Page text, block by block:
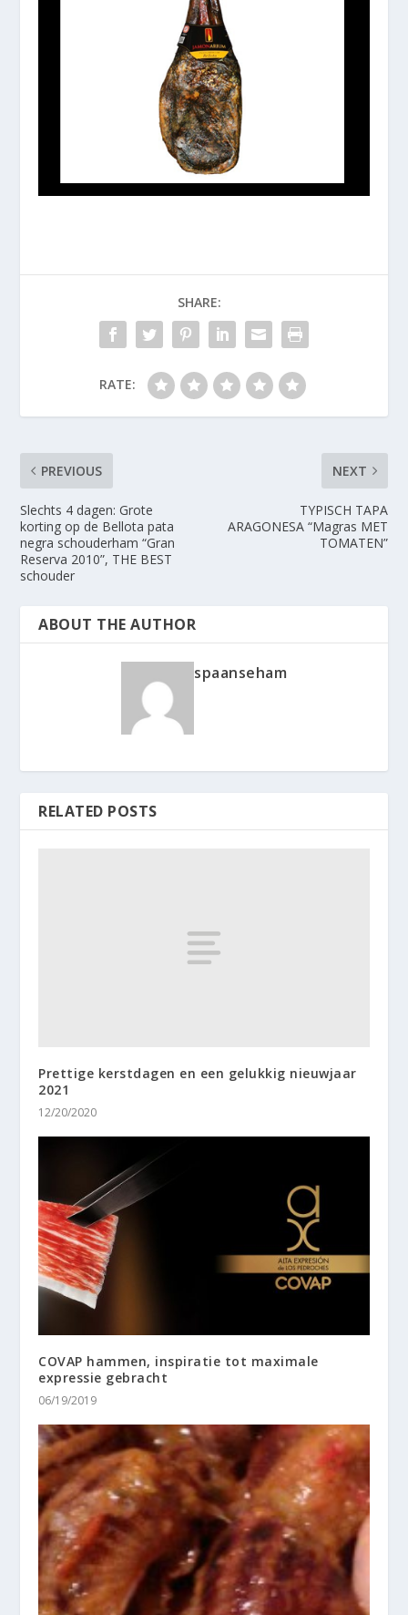
SHARE:
RATE:
PREVIOUS
Slechts 4 dagen: Grote
korting op de Bellota pata
negra schouderham “Gran
Reserva 2010”, THE BEST
schouder
NEXT
TYPISCH TAPA
ARAGONESA “Magras MET
TOMATEN”
ABOUT THE AUTHOR
spaanseham
RELATED POSTS
Prettige kerstdagen en een gelukkig nieuwjaar
2021
12/20/2020
COVAP hammen, inspiratie tot maximale
expressie gebracht
06/19/2019